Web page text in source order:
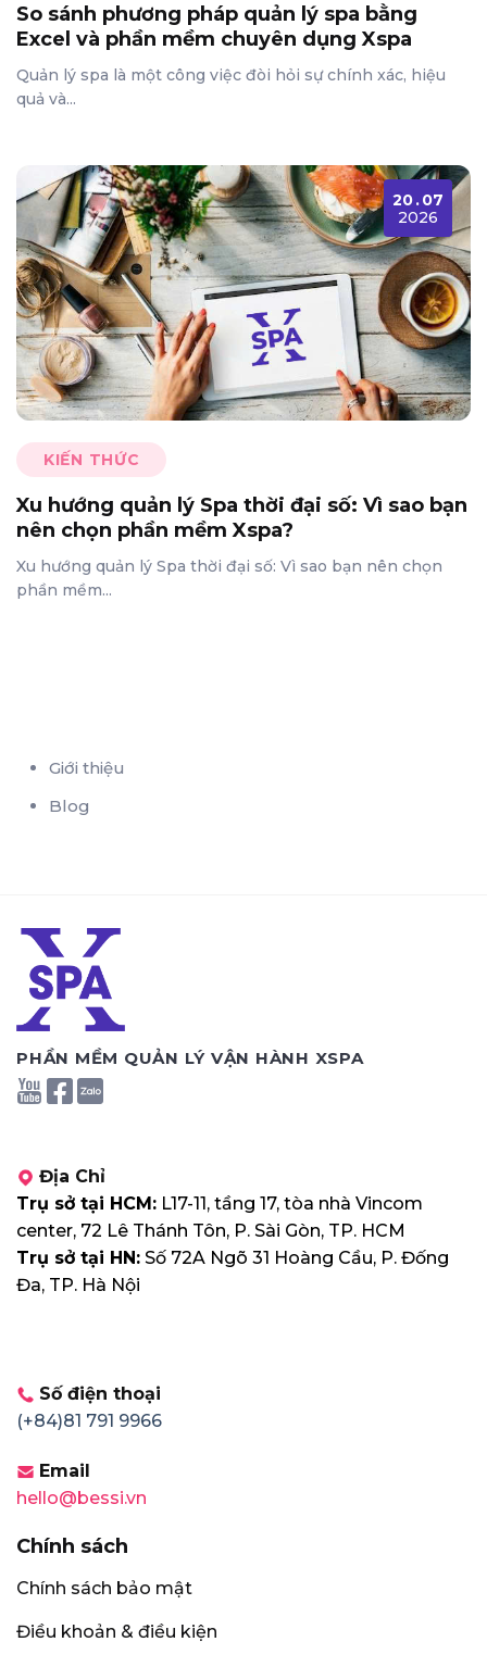
So sánh phương pháp quản lý spa bằng
Excel và phần mềm chuyên dụng Xspa
Quản lý spa là một công việc đòi hỏi sự chính xác, hiệu
quả và...
KIẾN THỨC
Xu hướng quản lý Spa thời đại số: Vì sao bạn
nên chọn phần mềm Xspa?
Xu hướng quản lý Spa thời đại số: Vì sao bạn nên chọn
phần mềm...
20.07
2026
Giới thiệu
Blog
PHẦN MỀM QUẢN LÝ VẬN HÀNH XSPA
Địa Chỉ
Trụ sở tại HCM: L17-11, tầng 17, tòa nhà Vincom
center, 72 Lê Thánh Tôn, P. Sài Gòn, TP. HCM
Trụ sở tại HN: Số 72A Ngõ 31 Hoàng Cầu, P. Đống
Đa, TP. Hà Nội
Số điện thoại
(+84)81 791 9966
Email
hello@bessi.vn
Chính sách
Chính sách bảo mật
Điều khoản & điều kiện